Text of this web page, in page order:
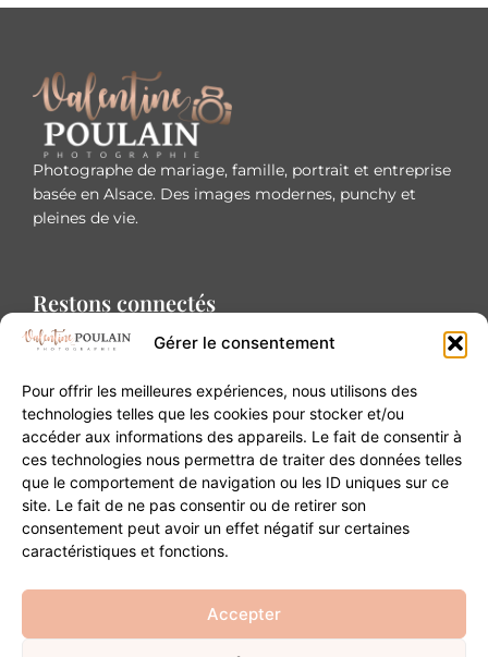
Gérer le consentement
Pour offrir les meilleures expériences, nous utilisons des
technologies telles que les cookies pour stocker et/ou
accéder aux informations des appareils. Le fait de consentir à
ces technologies nous permettra de traiter des données telles
que le comportement de navigation ou les ID uniques sur ce
site. Le fait de ne pas consentir ou de retirer son
consentement peut avoir un effet négatif sur certaines
caractéristiques et fonctions.
Accepter
Photographe de mariage, famille, portrait et entreprise
basée en Alsace. Des images modernes, punchy et
pleines de vie.
Restons connectés
Contact
20B Grand Rue 68180 Horbourg-Wihr
06 84 93 03 01
contact@valentinepoulain.com